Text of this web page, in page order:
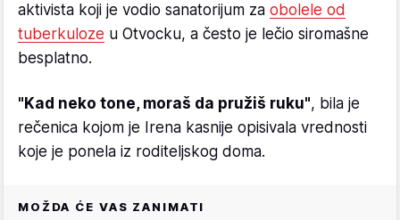
aktivista koji je vodio sanatorijum za obolele od
tuberkuloze u Otvocku, a često je lečio siromašne
besplatno.
"Kad neko tone, moraš da pružiš ruku", bila je
rečenica kojom je Irena kasnije opisivala vrednosti
koje je ponela iz roditeljskog doma.
MOŽDA ĆE VAS ZANIMATI